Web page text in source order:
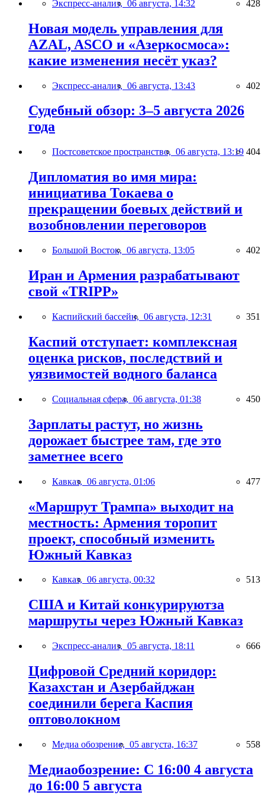
Экспресс-анализ, 06 августа, 14:32 428
Новая модель управления для
AZAL, ASCO и «Азеркосмоса»:
какие изменения несёт указ?
Экспресс-анализ, 06 августа, 13:43 402
Судебный обзор: 3–5 августа 2026
года
Постсоветское пространство, 06 августа, 13:19 404
Дипломатия во имя мира:
инициатива Токаева о
прекращении боевых действий и
возобновлении переговоров
Большой Восток, 06 августа, 13:05 402
Иран и Армения разрабатывают
свой «TRIPP»
Каспийский бассейн, 06 августа, 12:31 351
Каспий отступает: комплексная
оценка рисков, последствий и
уязвимостей водного баланса
Социальная сфера, 06 августа, 01:38 450
Зарплаты растут, но жизнь
дорожает быстрее там, где это
заметнее всего
Кавказ, 06 августа, 01:06 477
«Маршрут Трампа» выходит на
местность: Армения торопит
проект, способный изменить
Южный Кавказ
Кавказ, 06 августа, 00:32 513
США и Китай конкурируютза
маршруты через Южный Кавказ
Экспресс-анализ, 05 августа, 18:11 666
Цифровой Средний коридор:
Казахстан и Азербайджан
соединили берега Каспия
оптоволокном
Медиа обозрение, 05 августа, 16:37 558
Медиаобозрение: С 16:00 4 августа
до 16:00 5 августа